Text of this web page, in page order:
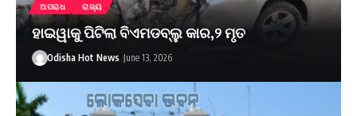
ଅପରାଧ ରାଜ୍ୟ
ହାଇୱାକୁ ପିଟିଲା ବିଏମଡବ୍ଲୁ କାର,୨ ମୃତ
Odisha Hot News June 13, 2026